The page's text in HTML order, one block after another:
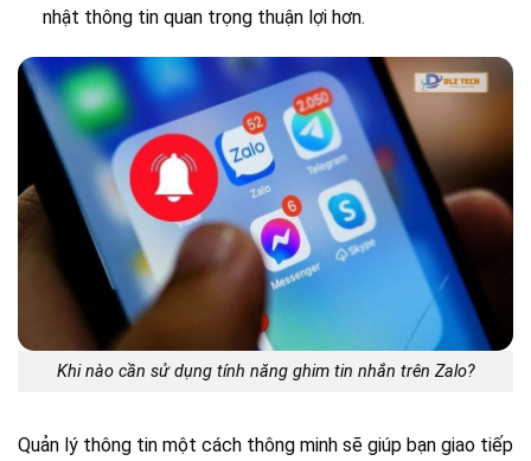
nhật thông tin quan trọng thuận lợi hơn.
Khi nào cần sử dụng tính năng ghim tin nhắn trên Zalo?
Quản lý thông tin một cách thông minh sẽ giúp bạn giao tiếp